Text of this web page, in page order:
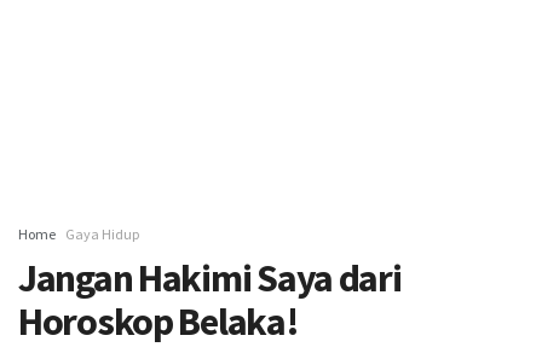
Home Gaya Hidup
Jangan Hakimi Saya dari
Horoskop Belaka!